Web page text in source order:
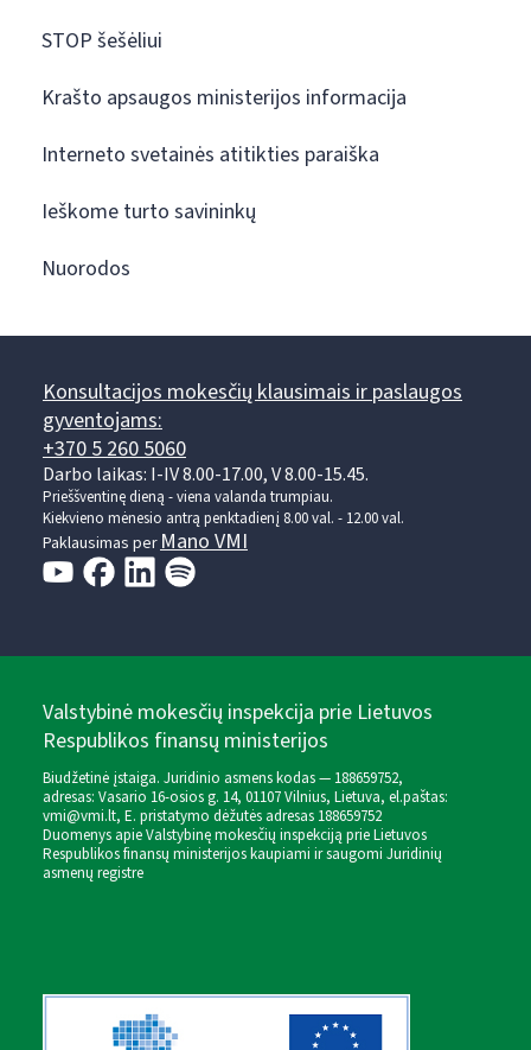
STOP šešėliui
Krašto apsaugos ministerijos informacija
Interneto svetainės atitikties paraiška
Ieškome turto savininkų
Nuorodos
Konsultacijos mokesčių klausimais ir paslaugos
gyventojams:
+370 5 260 5060
Darbo laikas: I-IV 8.00-17.00, V 8.00-15.45.
Prieššventinę dieną - viena valanda trumpiau.
Kiekvieno mėnesio antrą penktadienį 8.00 val. - 12.00 val.
Paklausimas perMano VMI
Valstybinė mokesčių inspekcija prie Lietuvos
Respublikos finansų ministerijos
Biudžetinė įstaiga. Juridinio asmens kodas — 188659752,
adresas: Vasario 16-osios g. 14, 01107 Vilnius, Lietuva, el.paštas:
vmi@vmi.lt, E. pristatymo dėžutės adresas 188659752
Duomenys apie Valstybinę mokesčių inspekciją prie Lietuvos
Respublikos finansų ministerijos kaupiami ir saugomi Juridinių
asmenų registre